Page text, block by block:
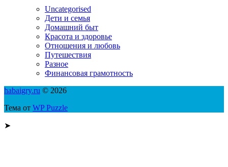
Uncategorised
Дети и семья
Домашний быт
Красота и здоровье
Отношения и любовь
Путешествия
Разное
Финансовая грамотность
habaigry.ru © 2026
Тема от WP Puzzle
➤